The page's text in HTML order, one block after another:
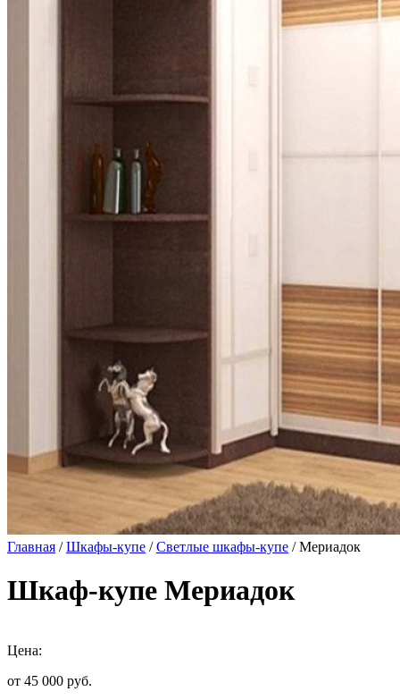
Главная /Шкафы-купе /Светлые шкафы-купе / Мериадок
Шкаф-купе Мериадок
Цена:
от 45 000 руб.